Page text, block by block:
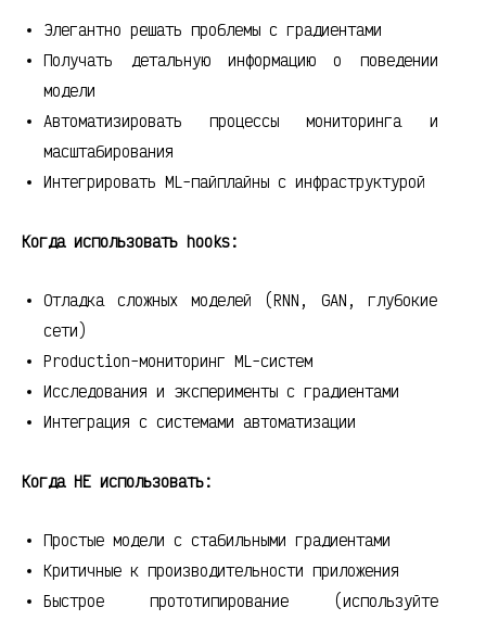
Элегантно решать проблемы с градиентами
Получать детальную информацию о поведении
модели
Автоматизировать процессы мониторинга и
масштабирования
Интегрировать ML-пайплайны с инфраструктурой
Когда использовать hooks:
Отладка сложных моделей (RNN, GAN, глубокие
сети)
Production-мониторинг ML-систем
Исследования и эксперименты с градиентами
Интеграция с системами автоматизации
Когда НЕ использовать:
Простые модели с стабильными градиентами
Критичные к производительности приложения
Быстрое прототипирование (используйте